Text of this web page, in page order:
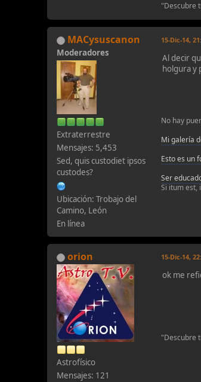
"Descubre
MACysuscanon
Moderadores
Extraterrestre
Mensajes: 5,453
Sed, quis custodiet ipsos
custodes?
Ubicación: Trobajo del
Camino, León
En línea
15-Dic-14,
Al decir
holgura y
No hay
Mi galería
Esto es un
Ser
Si itum est,
orion
Astrofísico
Mensajes: 121
15-Dic-14,
ok me
"Descubre